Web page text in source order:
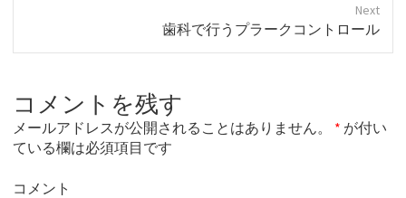
o
p
o
s
Next
p
o
t
歯科で行うプラークコントロール
コメントを残す
メールアドレスが公開されることはありません。 * が付い
ている欄は必須項目です
コメント